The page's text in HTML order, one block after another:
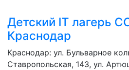
Детский IT лагерь
Краснодар
Краснодар: ул. Бульварное
Ставропольская, 143, ул.